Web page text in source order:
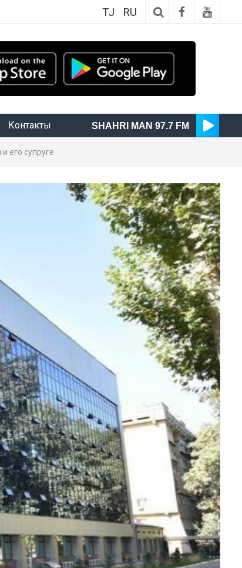
TJ RU
Контакты SHAHRI MAN 97.7 FM
его супруге